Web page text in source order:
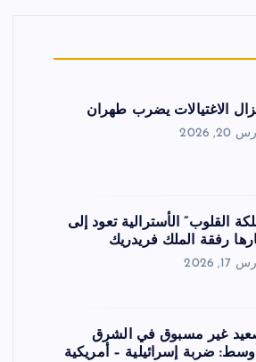
الاغتيالات يضرب طهران
2026
القلوب” الأسترالية تعود إلى
رفقة الملك فريدريك
2026
غير مسبوق في الشرق
ضربة إسرائيلية – أمريكية